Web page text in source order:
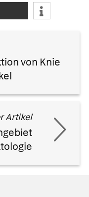
von Knie
Artikel